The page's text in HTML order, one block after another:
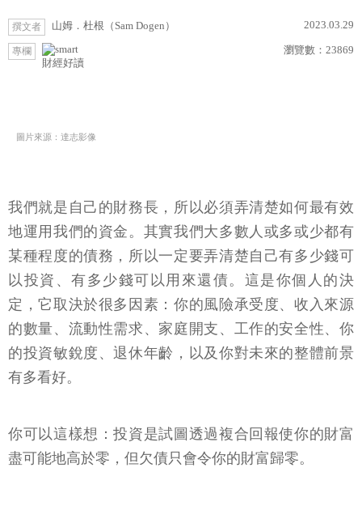
撰文者 山姆．杜根（Sam Dogen） 2023.03.29
專欄
財經好讀
瀏覽數： 23869
圖片來源：達志影像
我們就是自己的財務長，所以必須弄清楚如何最有效
地運用我們的資金。其實我們大多數人或多或少都有
某種程度的債務，所以一定要弄清楚自己有多少錢可
以投資、有多少錢可以用來還債。這是你個人的決
定，它取決於很多因素：你的風險承受度、收入來源
的數量、流動性需求、家庭開支、工作的安全性、你
的投資敏銳度、退休年齡，以及你對未來的整體前景
有多看好。
你可以這樣想：投資是試圖透過複合回報使你的財富
盡可能地高於零，但欠債只會令你的財富歸零。